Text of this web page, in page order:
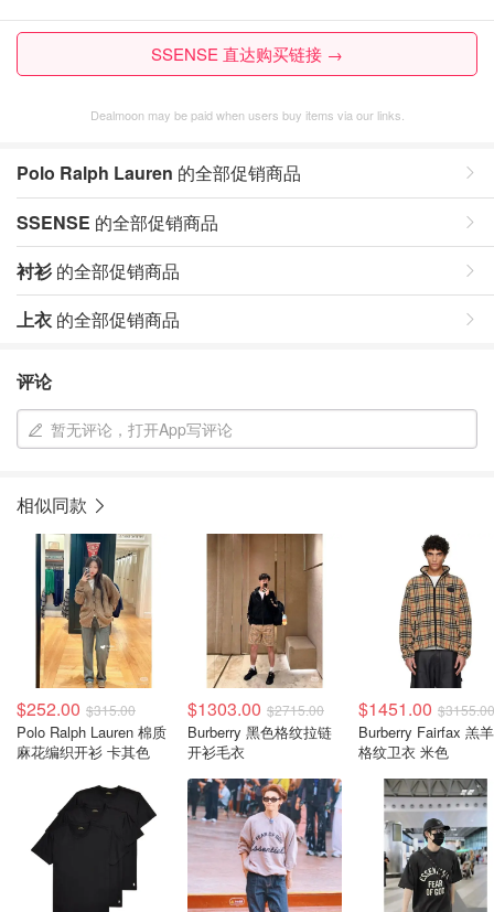
SSENSE 直达购买链接 →
Dealmoon may be paid when users buy items via our links.
Polo Ralph Lauren 的全部促销商品
SSENSE 的全部促销商品
衬衫的全部促销商品
上衣 的全部促销商品
评论
暂无评论，打开App写评论
相似同款
$252.00 $315.00
Polo Ralph Lauren 棉质
麻花编织开衫 卡其色
$1303.00 $2715.00
Burberry 黑色格纹拉链
开衫毛衣
$1451.00 $3155.00
Burberry Fairfax 羔
格纹卫衣 米色